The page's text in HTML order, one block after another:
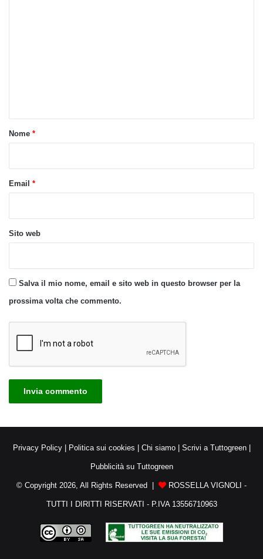
oNome *
Email *
Sito web
Salva il mio nome, email e sito web in questo browser per la
prossima volta che commento.
Privacy Policy| Politica sui cookies Chi siamo| Scrivi a Tuttogreen|
Pubblicità su Tuttogreen
© Copyright 2026, All Rights Reserved | ROSSELLA VIGNOLI -
TUTTI I DIRITTI RISERVATI - P.IVA 13556710963